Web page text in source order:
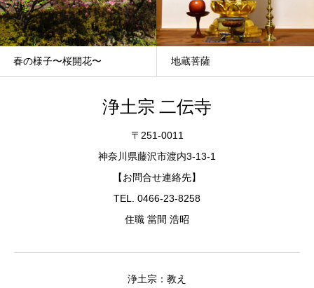
春の様子〜桜開花〜 地蔵菩薩
浄土宗 二伝寺
〒251-0011
神奈川県藤沢市渡内3-13-1
【お問合せ連絡先】
TEL. 0466-23-8258
住職 當間 浩昭
浄土宗：教え